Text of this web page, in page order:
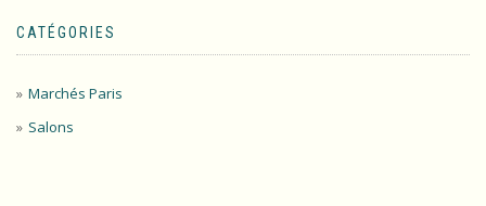
CATÉGORIES
Marchés Paris
Salons